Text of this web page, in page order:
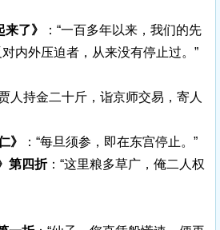
了》
：“一百多年以来，我们的先
内外压迫者，从来没有停止过。”
贾人持金二十斤，诣京师交易，寄人
》
：“每旦须参，即在东宫停止。”
第四折：“这里粮多草广，俺二人权